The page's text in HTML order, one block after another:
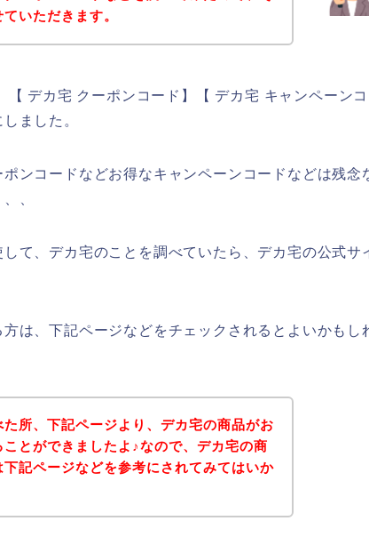
いただきます。
【 デカ宅 クーポンコード】【 デカ宅 キャンペーン
ました。
ンコードなどお得なキャンペーンコードなどは残念
、
て、デカ宅のことを調べていたら、デカ宅の公式サ
は、下記ページなどをチェックされるとよいかもし
所、下記ページより、デカ宅の商品がお
とができましたよ♪なので、デカ宅の商
記ページなどを参考にされてみてはいか